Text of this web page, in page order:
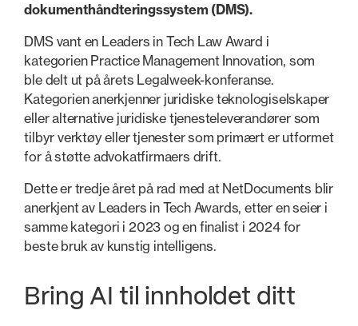
dokumenthåndteringssystem (DMS).
DMS vant en Leaders in Tech Law Award i
kategorien Practice Management Innovation, som
ble delt ut på årets Legalweek-konferanse.
Kategorien anerkjenner juridiske teknologiselskaper
eller alternative juridiske tjenesteleverandører som
tilbyr verktøy eller tjenester som primært er utformet
for å støtte advokatfirmaers drift.
Dette er tredje året på rad med at NetDocuments blir
anerkjent av Leaders in Tech Awards, etter en seier i
samme kategori i 2023 og en finalist i 2024 for
beste bruk av kunstig intelligens.
Bring AI til innholdet ditt